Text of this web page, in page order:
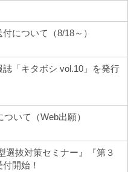
について（8/18～）
「キタボシ vol.10」を発行
いて（Web出願）
選抜対策セミナー』『第３
開始！